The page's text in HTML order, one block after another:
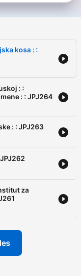
kosa : :
: :
: : JPJ264
: : JPJ263
za